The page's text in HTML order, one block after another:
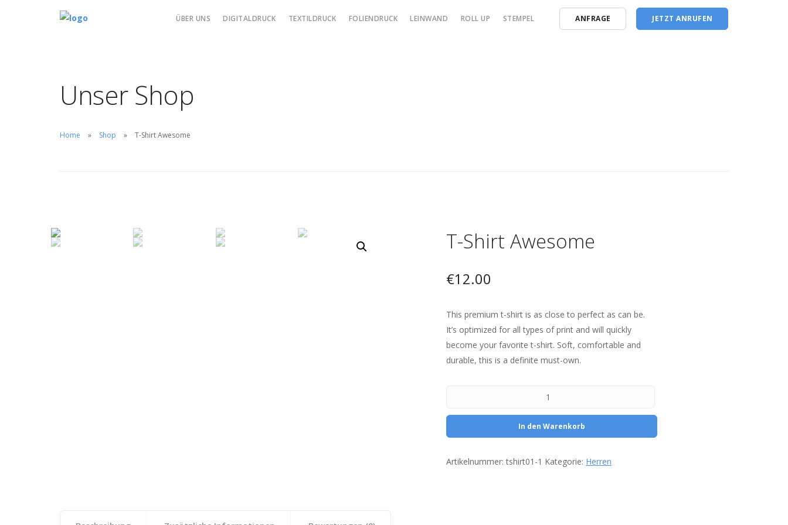
ÜBER UNS DIGITALDRUCK TEXTILDRUCK FOLIENDRUCK LEINWAND ROLL UP STEMPEL ANFRAGE JETZT ANRUFEN
Unser Shop
Home Shop T-Shirt Awesome
T-Shirt Awesome
€12.00
This premium t-shirt is as close to perfect as can be.
It’s optimized for all types of print and will quickly
become your favorite t-shirt. Soft, comfortable and
durable, this is a definite must-own.
In den Warenkorb
Artikelnummer:tshirt01-1 Kategorie: Herren